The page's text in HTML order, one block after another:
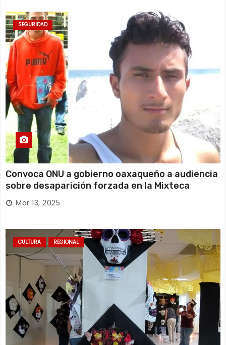
SEGURIDAD
Convoca ONU a gobierno oaxaqueño a audiencia
sobre desaparición forzada en la Mixteca
Mar 13, 2025
CULTURA REGIONAL